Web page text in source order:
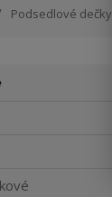
Podsedlové dečky